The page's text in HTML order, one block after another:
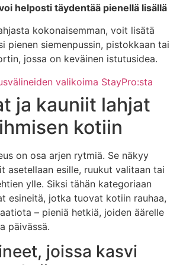
helposti täydentää pienellä lisällä
kokonaisemman, voit lisätä
pienen siemenpussin, pistokkaan tai
jossa on keväinen istutusidea.
valikoima StayPro:sta
ja kauniit lahjat
kotiin
on osa arjen rytmiä. Se näkyy
asetellaan esille, ruukut valitaan tai
ylle. Siksi tähän kategoriaan
esineitä, jotka tuovat kotiin rauhaa,
– pieniä hetkiä, joiden äärelle
päivässä.
joissa kasvi